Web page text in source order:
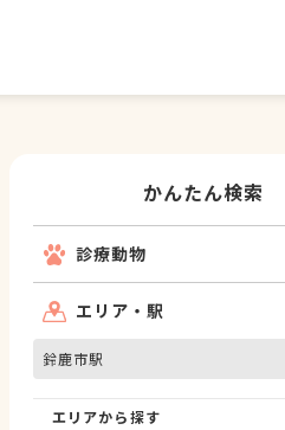
かんたん検索
診療動物
エリア・駅
鈴鹿市駅
エリアから探す